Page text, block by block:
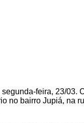
feira, 23/03.
no bairro Jupiá, na